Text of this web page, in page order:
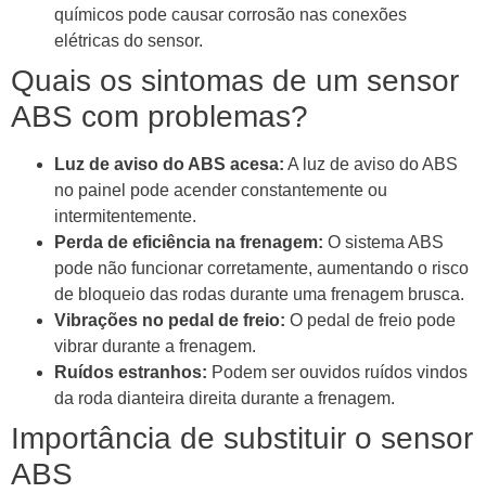
químicos pode causar corrosão nas conexões
elétricas do sensor.
Quais os sintomas de um sensor
ABS com problemas?
Luz de aviso do ABS acesa: A luz de aviso do ABS
no painel pode acender constantemente ou
intermitentemente.
Perda de eficiência na frenagem: O sistema ABS
pode não funcionar corretamente, aumentando o risco
de bloqueio das rodas durante uma frenagem brusca.
Vibrações no pedal de freio: O pedal de freio pode
vibrar durante a frenagem.
Ruídos estranhos: Podem ser ouvidos ruídos vindos
da roda dianteira direita durante a frenagem.
Importância de substituir o sensor
ABS